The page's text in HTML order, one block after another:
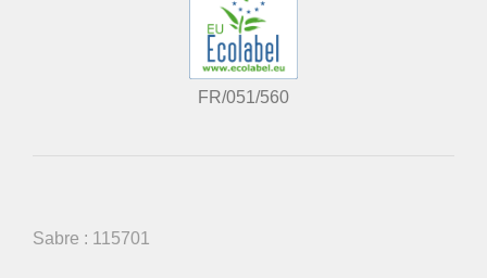
FR/051/560
Sabre : 115701